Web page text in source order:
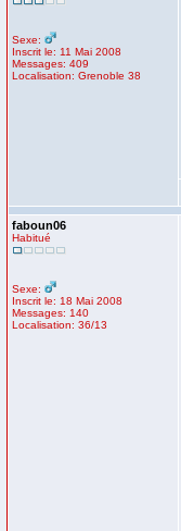
Sexe:
Inscrit le: 11 Mai 2008
Messages: 409
Localisation: Grenoble 38
faboun06
Habitué
Sexe:
Inscrit le: 18 Mai 2008
Messages: 140
Localisation: 36/13